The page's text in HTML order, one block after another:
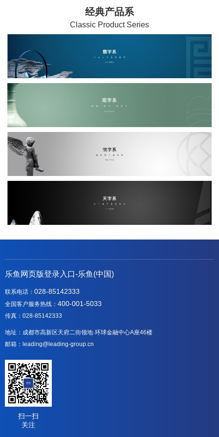
经典产品系
C lassic Product Series
乐鱼网页版登录入口-乐鱼(中国)
联系电话： 028-85142333
全国客户服务热线： 400-001-5033
传真：028-85142333
地址：成都市高新区天府二街领地·环球金融中心A座46楼
邮箱：leading@leading-group.cn
扫一扫
关注